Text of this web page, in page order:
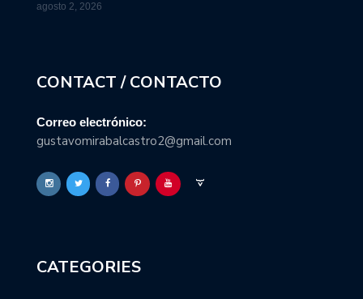
agosto 2, 2026
CONTACT / CONTACTO
Correo electrónico:
gustavomirabalcastro2@gmail.com
CATEGORIES